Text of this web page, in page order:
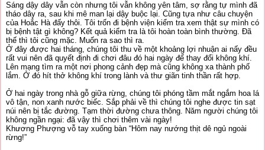
Sáng dậy dây vẫn còn nhưng tôi vẫn không yên tâm, sợ rằng tự mình đã
tháo dây ra, sau khi mê man lại dậy buộc lại. Cũng tựa như câu chuyện
của Hoắc Hà đấy thôi. Tôi trốn đi bệnh viện kiểm tra xem thật sự mình có
bị bệnh tật gì không? Kết quả kiểm tra là tôi hoàn toàn bình thường. Đã
thế thì tôi cũng mặc. Muốn ra sao thì ra.
Ở đây được hai tháng, chúng tôi thu về một khoảng lợi nhuận ai nấy đều
rất vui nên đã quyết định đi chơi đâu đó hai ngày để thay đổi không khí.
Lên mạng tìm ra một nơi phong cảnh đẹp mà cũng không xa thành phố
lắm. Ở đó hít thở không khí trong lành và thư giãn tinh thần rất hợp.
Ở hai ngày trong nhà gỗ giữa rừng, chúng tôi phóng tầm mắt ngắm hoa lá
vô tận, non xanh nước biếc. Sắp phải về thì chúng tôi nghe được tin sạt
núi nên bị tắc đường. Tạm thời đường chưa thông. Năm người chúng tôi
không ngần ngại: đã vậy thì chơi thêm vài ngày!
Khương Phượng vỗ tay xuống bàn “Hôm nay nướng thịt dê ngủ ngoài
rừng!”